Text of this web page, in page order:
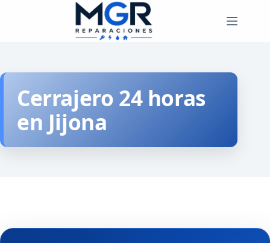
Cerrajero 24 horas
en Jijona